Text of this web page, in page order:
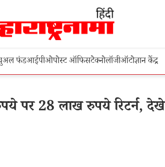
फंडआईपीओपोस्ट ऑफिसटेक्नोलॉजीऑटोज्ञान केंद्र
पर 28 लाख रुपये रिटर्न, देखे